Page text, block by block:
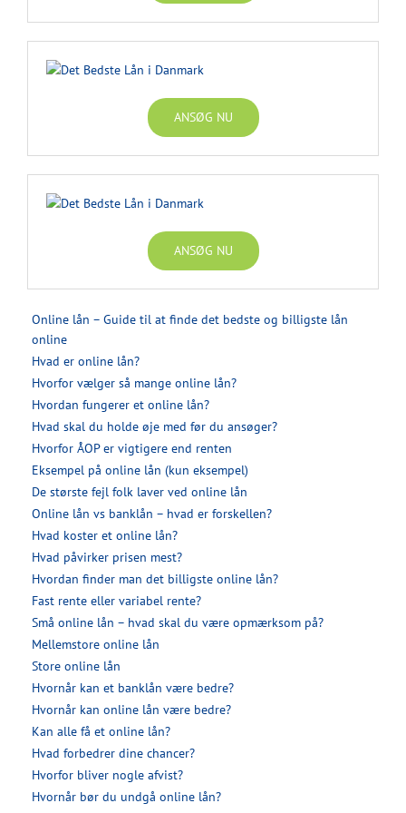
ANSØG NU
ANSØG NU
Online lån – Guide til at finde det bedste og billigste lån
online
Hvad er online lån?
Hvorfor vælger så mange online lån?
Hvordan fungerer et online lån?
Hvad skal du holde øje med før du ansøger?
Hvorfor ÅOP er vigtigere end renten
Eksempel på online lån (kun eksempel)
De største fejl folk laver ved online lån
Online lån vs banklån – hvad er forskellen?
Hvad koster et online lån?
Hvad påvirker prisen mest?
Hvordan finder man det billigste online lån?
Fast rente eller variabel rente?
Små online lån – hvad skal du være opmærksom på?
Mellemstore online lån
Store online lån
Hvornår kan et banklån være bedre?
Hvornår kan online lån være bedre?
Kan alle få et online lån?
Hvad forbedrer dine chancer?
Hvorfor bliver nogle afvist?
Hvornår bør du undgå online lån?